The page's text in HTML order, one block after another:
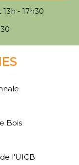
- 17h30
Bois
l'UICB